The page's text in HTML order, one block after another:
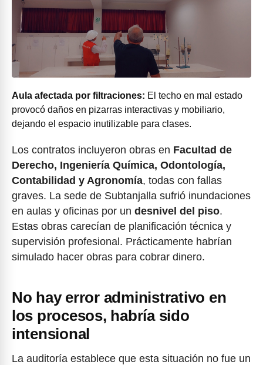
Aula afectada por filtraciones: El techo en mal estado
provocó daños en pizarras interactivas y mobiliario,
dejando el espacio inutilizable para clases.
Los contratos incluyeron obras en Facultad de
Derecho, Ingeniería Química, Odontología,
Contabilidad y Agronomía, todas con fallas
graves. La sede de Subtanjalla sufrió inundaciones
en aulas y oficinas por un desnivel del piso.
Estas obras carecían de planificación técnica y
supervisión profesional. Prácticamente habrían
simulado hacer obras para cobrar dinero.
No hay error administrativo en
los procesos, habría sido
intensional
La auditoría establece que esta situación no fue un